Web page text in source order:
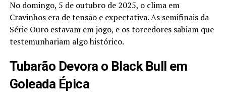
No domingo, 5 de outubro de 2025, o clima em
Cravinhos era de tensão e expectativa. As semifinais da
Série Ouro estavam em jogo, e os torcedores sabiam que
testemunhariam algo histórico.
Tubarão Devora o Black Bull em
Goleada Épica